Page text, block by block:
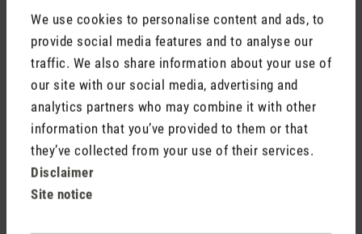
We use cookies to personalise content and ads, to
provide social media features and to analyse our
traffic. We also share information about your use of
our site with our social media, advertising and
analytics partners who may combine it with other
information that you’ve provided to them or that
they’ve collected from your use of their services.
Disclaimer
Site notice
Doch so schnell ist mir noch keiner kaputt gegangen.
Wir waren in direktem Kontakt mit
dem Kunden und konnten gemeinsam
eine passende Lösung finden. Sie
haben Fragen zu Emma? Nehmen Sie
am besten direkt Kontakt mit uns
auf.